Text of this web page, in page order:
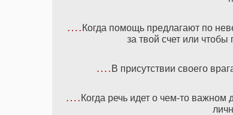
…. Когда помощь предлагают по
за твой счет или
…. В присутствии своего
…. Когда речь идет о чем-то важном